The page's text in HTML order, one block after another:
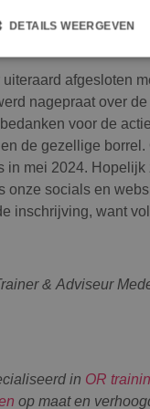
werk gaan.
afgesloten
nagepraat over
voor de
de gezellige
in mei 2024.
onze socials en
inschrijving, want
& Adviseur
in OR
op maat en
DETAILS WEERGEVEN